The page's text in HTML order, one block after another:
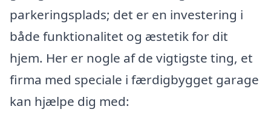
parkeringsplads; det er en investering i
både funktionalitet og æstetik for dit
hjem. Her er nogle af de vigtigste ting, et
firma med speciale i færdigbygget garage
kan hjælpe dig med: